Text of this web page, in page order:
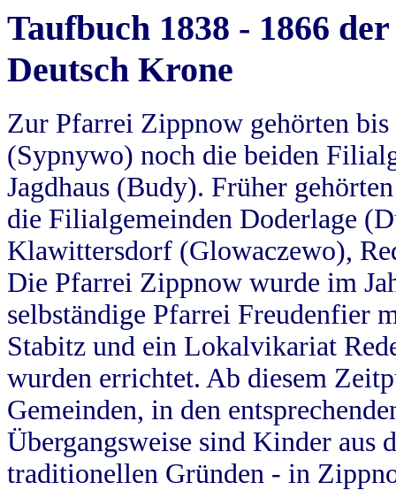
Taufbuch 1838 - 1866
Deutsch Krone
Zur Pfarrei Zippnow gehörten
(Sypnywo) noch die beiden
Jagdhaus (Budy). Früher
die Filialgemeinden Doderlage
Klawittersdorf (Glowaczewo),
Die Pfarrei Zippnow wurde im
selbständige Pfarrei Freudenfier
Stabitz und ein Lokalvikariat
wurden errichtet. Ab diesem
Gemeinden, in den
Übergangsweise sind Kinder aus
traditionellen Gründen - in